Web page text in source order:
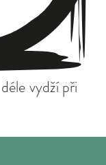
vydží při